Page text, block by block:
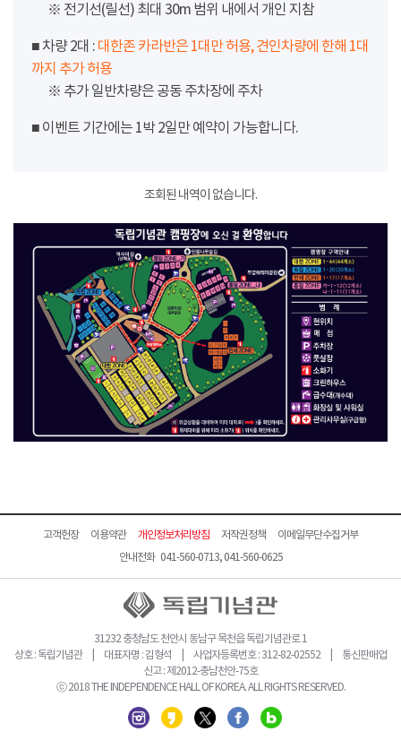
※ 전기선(릴선) 최대 30m 범위 내에서 개인 지참
■ 차량 2대 : 대한존 카라반은 1대만 허용, 견인차량에 한해 1대
까지 추가 허용
※ 추가 일반차량은 공동 주차장에 주차
■ 이벤트 기간에는 1박 2일만 예약이 가능합니다.
조회된 내역이 없습니다.
고객헌장 이용약관 개인정보처리방침 저작권정책
이메일무단수집거부
안내전화 041-560-0713, 041-560-0625
31232 충청남도 천안시 동남구 목천읍 독립기념관로 1
상호 : 독립기념관 | 대표자명 : 김형석 | 사업자등록번호 : 312-82-02552 | 통신판매업
신고 : 제2012-충남천안-75호
ⓒ 2018 THE INDEPENDENCE HALL OF KOREA. ALL RIGHTS RESERVED.